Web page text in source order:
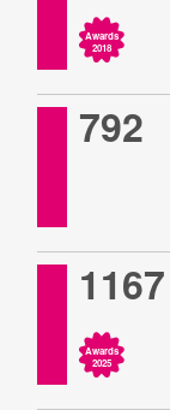
Awards
2018
792
1167
Awards
2025